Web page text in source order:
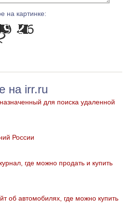
на картинке:
на irr.ru
для поиска удаленной
России
где можно продать и купить
об автомобилях, где можно купить